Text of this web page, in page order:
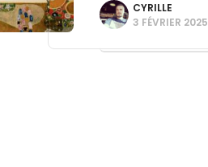
CYRILLE
3 FÉVRIER 2025